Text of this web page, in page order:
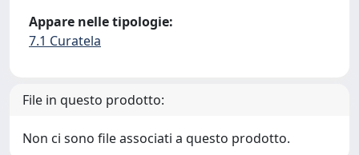
Appare nelle tipologie:
7.1 Curatela
File in questo prodotto:
Non ci sono file associati a questo prodotto.